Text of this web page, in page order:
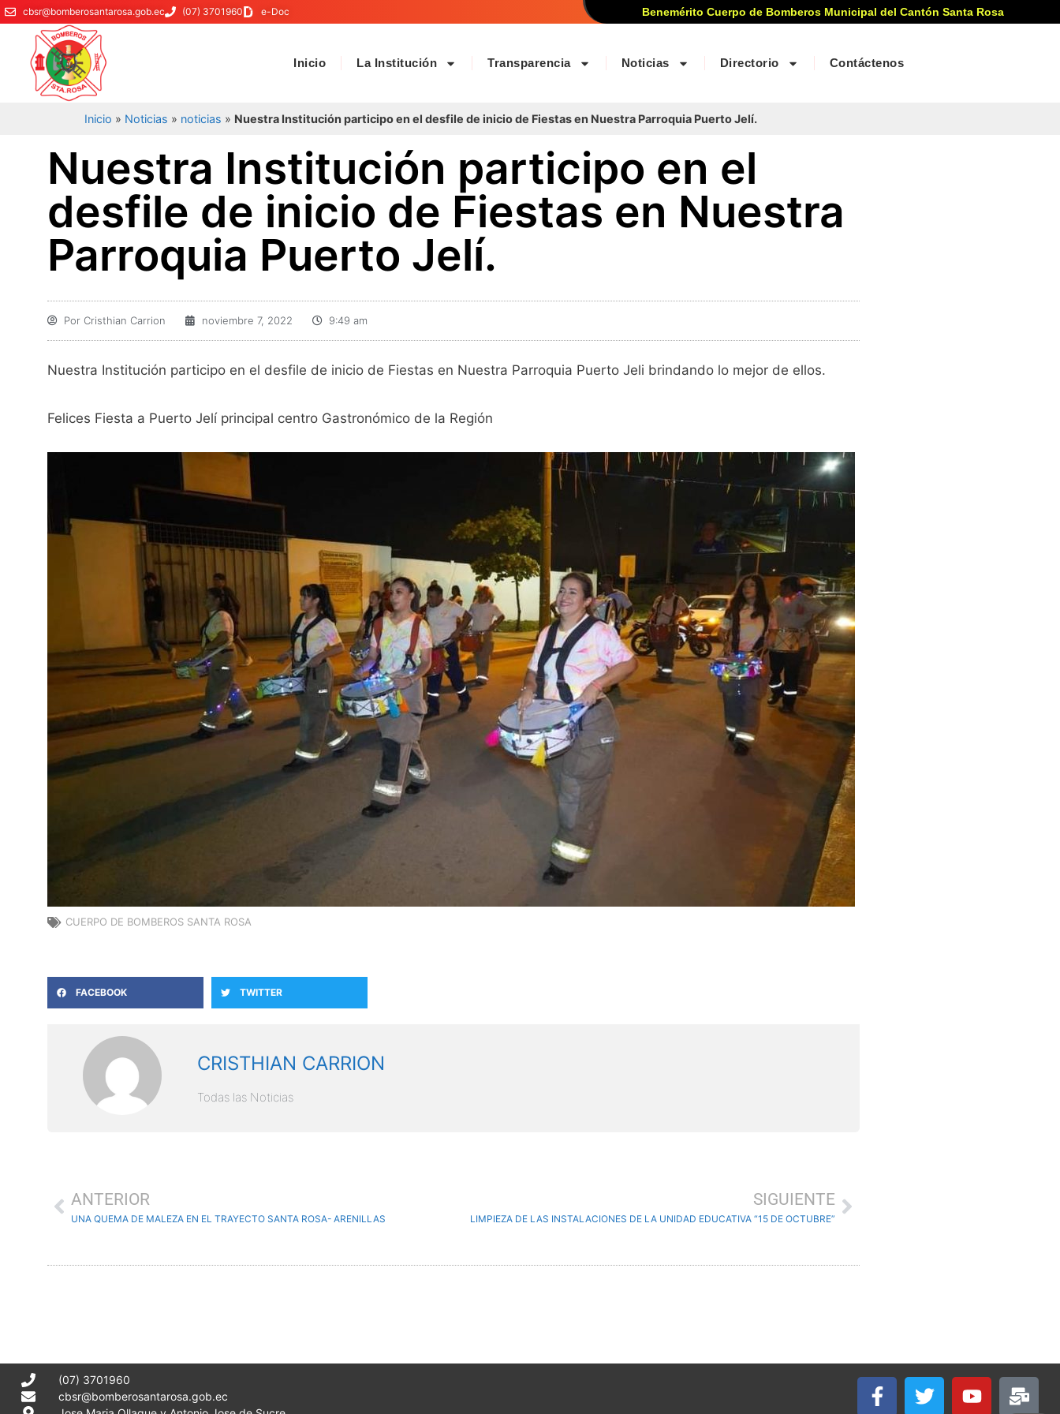
cbsr@bomberosantarosa.gob.ec (07) 3701960 e-Doc Benemérito Cuerpo de Bomberos Municipal del Cantón Santa Rosa
Inicio La Institución Transparencia Noticias Directorio Contáctenos
Inicio » Noticias » noticias » Nuestra Institución participo en el desfile de inicio de Fiestas en Nuestra Parroquia Puerto Jelí.
Nuestra Institución participo en el
desfile de inicio de Fiestas en Nuestra
Parroquia Puerto Jelí.
Por Cristhian Carrion noviembre 7, 2022 9:49 am
Nuestra Institución participo en el desfile de inicio de Fiestas en Nuestra Parroquia Puerto Jeli brindando lo mejor de ellos.
Felices Fiesta a Puerto Jelí principal centro Gastronómico de la Región
CUERPO DE BOMBEROS SANTA ROSA
FACEBOOK TWITTER
CRISTHIAN CARRION
Todas las Noticias
ANTERIOR
UNA QUEMA DE MALEZA EN EL TRAYECTO SANTA ROSA- ARENILLAS
SIGUIENTE
LIMPIEZA DE LAS INSTALACIONES DE LA UNIDAD EDUCATIVA “15 DE OCTUBRE”
(07) 3701960
cbsr@bomberosantarosa.gob.ec